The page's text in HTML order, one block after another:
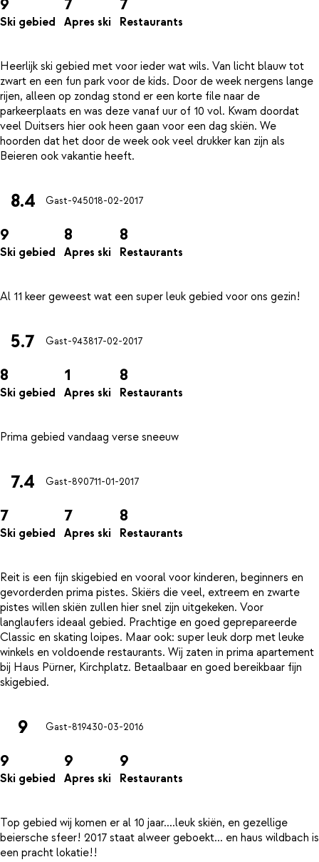
9
Ski gebied
7
Apres ski
7
Restaurants
Heerlijk ski gebied met voor ieder wat wils. Van licht blauw tot
zwart en een fun park voor de kids. Door de week nergens lange
rijen, alleen op zondag stond er een korte file naar de
parkeerplaats en was deze vanaf uur of 10 vol. Kwam doordat
veel Duitsers hier ook heen gaan voor een dag skiën. We
hoorden dat het door de week ook veel drukker kan zijn als
8.4 Gast-945018-02-2017
9
Ski gebied
8
Apres ski
8
Restaurants
5.7 Gast-943817-02-2017
8
Ski gebied
1
Apres ski
8
Restaurants
7.4 Gast-890711-01-2017
7
Ski gebied
7
Apres ski
8
Restaurants
Reit is een fijn skigebied en vooral voor kinderen, beginners en
gevorderden prima pistes. Skiërs die veel, extreem en zwarte
pistes willen skiën zullen hier snel zijn uitgekeken. Voor
langlaufers ideaal gebied. Prachtige en goed geprepareerde
Classic en skating loipes. Maar ook: super leuk dorp met leuke
winkels en voldoende restaurants. Wij zaten in prima apartement
bij Haus Pürner, Kirchplatz. Betaalbaar en goed bereikbaar fijn
9 Gast-819430-03-2016
9
Ski gebied
9
Apres ski
9
Restaurants
Top gebied wij komen er al 10 jaar....leuk skiën, en gezellige
beiersche sfeer! 2017 staat alweer geboekt... en haus wildbach is